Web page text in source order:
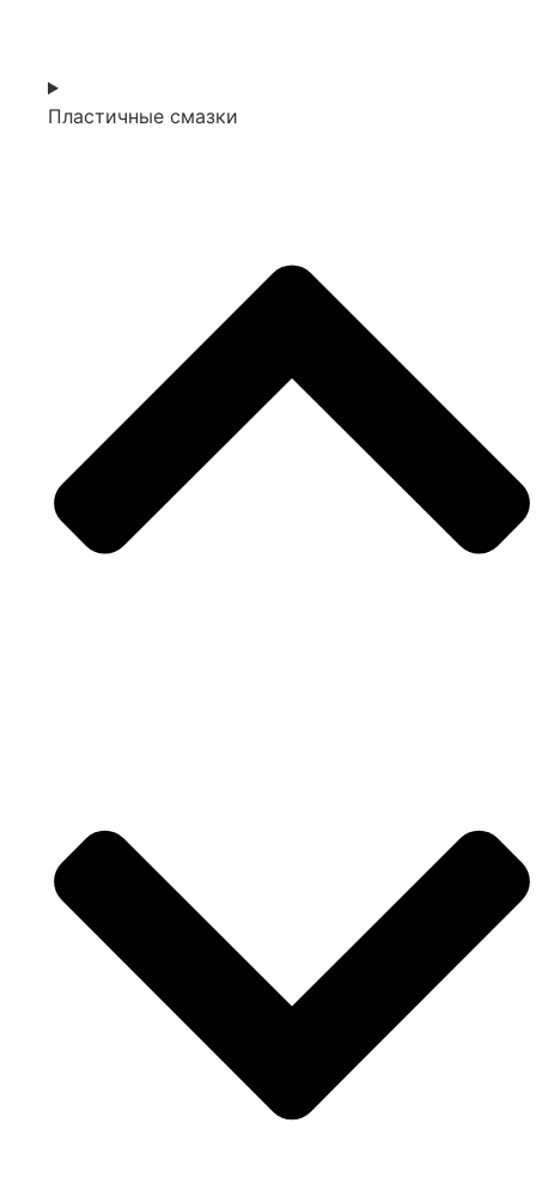
Пластичные смазки